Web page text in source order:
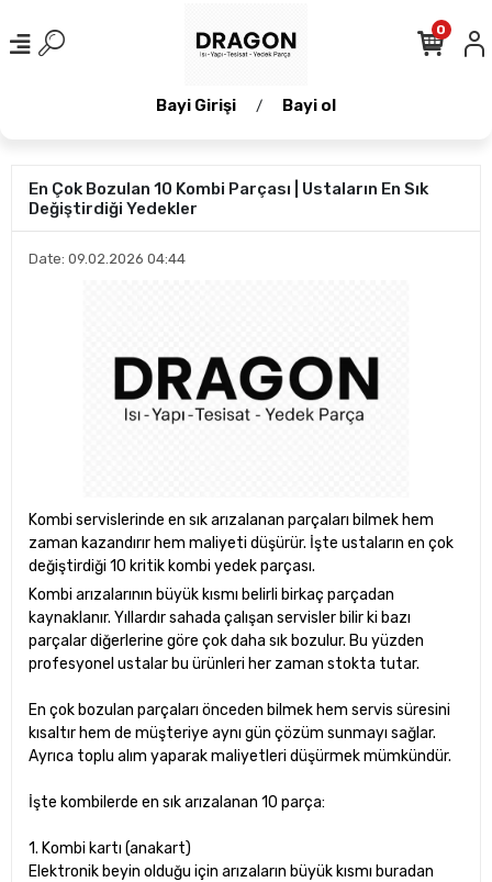
Bayi Girişi / Bayi ol
0
En Çok Bozulan 10 Kombi Parçası | Ustaların En Sık
Değiştirdiği Yedekler
Date: 09.02.2026 04:44
Kombi servislerinde en sık arızalanan parçaları bilmek hem
zaman kazandırır hem maliyeti düşürür. İşte ustaların en çok
değiştirdiği 10 kritik kombi yedek parçası.
Kombi arızalarının büyük kısmı belirli birkaç parçadan
kaynaklanır. Yıllardır sahada çalışan servisler bilir ki bazı
parçalar diğerlerine göre çok daha sık bozulur. Bu yüzden
profesyonel ustalar bu ürünleri her zaman stokta tutar.
En çok bozulan parçaları önceden bilmek hem servis süresini
kısaltır hem de müşteriye aynı gün çözüm sunmayı sağlar.
Ayrıca toplu alım yaparak maliyetleri düşürmek mümkündür.
İşte kombilerde en sık arızalanan 10 parça:
1. Kombi kartı (anakart)
Elektronik beyin olduğu için arızaların büyük kısmı buradan